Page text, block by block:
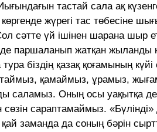
тастай сала ақ
көргенде жүрегі тас төбесіне
сәтте үй ішінен шарана шыр
паршаланып жатқан жыланды
біздің қазақ қоғамының
қамаймыз, ұрамыз,
саламыз. Оның осы уақытқа
сөзін сараптамаймыз.
қай заманда да соның бәрін